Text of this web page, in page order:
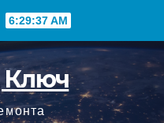
6:29:38 AM
Ключ